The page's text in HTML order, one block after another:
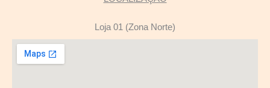
Loja 01 (Zona Norte)